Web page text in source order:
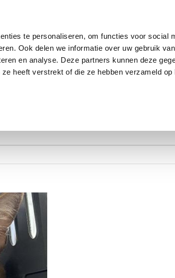
te personaliseren, om functies voor social
Ook delen we informatie over uw gebruik
en analyse. Deze partners kunnen deze
heeft verstrekt of die ze hebben verzameld op
het?
voor
zoekprofiel alvast even rond.